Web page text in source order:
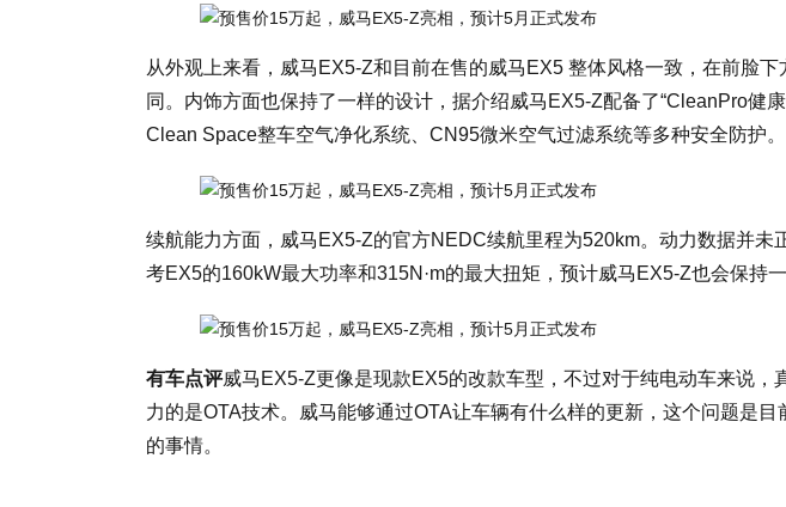
从外观上来看，威马EX5-Z和目前在售的威马EX5 整体风格一致，在前脸下
同。内饰方面也保持了一样的设计，据介绍威马EX5-Z配备了“CleanPro健
Clean Space整车空气净化系统、CN95微米空气过滤系统等多种安全防护。
续航能力方面，威马EX5-Z的官方NEDC续航里程为520km。动力数据并未
考EX5的160kW最大功率和315N·m的最大扭矩，预计威马EX5-Z也会保持一
有车点评威马EX5-Z更像是现款EX5的改款车型，不过对于纯电动车来说，
力的是OTA技术。威马能够通过OTA让车辆有什么样的更新，这个问题是目
的事情。